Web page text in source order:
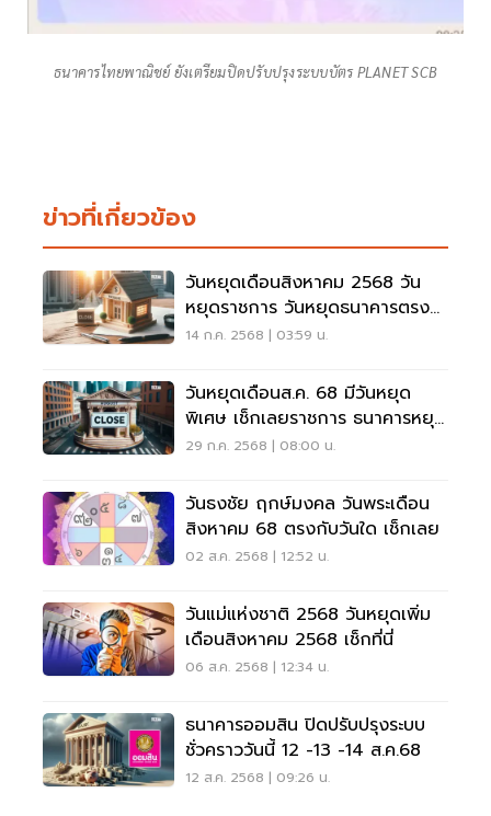
ธนาคารไทยพาณิชย์ ยังเตรียมปิดปรับปรุงระบบบัตร PLANET SCB
ข่าวที่เกี่ยวข้อง
วันหยุดเดือนสิงหาคม 2568 วัน
หยุดราชการ วันหยุดธนาคารตรง
กับวันใด
14 ก.ค. 2568 | 03:59 น.
วันหยุดเดือนส.ค. 68 มีวันหยุด
พิเศษ เช็กเลยราชการ ธนาคารหยุด
วันใด
29 ก.ค. 2568 | 08:00 น.
วันธงชัย ฤกษ์มงคล วันพระเดือน
สิงหาคม 68 ตรงกับวันใด เช็กเลย
02 ส.ค. 2568 | 12:52 น.
วันแม่แห่งชาติ 2568 วันหยุดเพิ่ม
เดือนสิงหาคม 2568 เช็กที่นี่
06 ส.ค. 2568 | 12:34 น.
ธนาคารออมสิน ปิดปรับปรุงระบบ
ชั่วคราววันนี้ 12 -13 -14 ส.ค.68
12 ส.ค. 2568 | 09:26 น.